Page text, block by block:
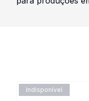
Indisponível